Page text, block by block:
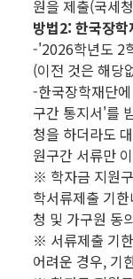
원을 제출(국세
방법2: 한국장
-'2026학년도 2
(이전 것은 해당
-한국장학재단
구간 통지서'를
청을 하더라도
원구간 서류만
※ 학자금 지원
학서류제출 기
청 및 가구원 동
※ 서류제출 기
어려운 경우, 기